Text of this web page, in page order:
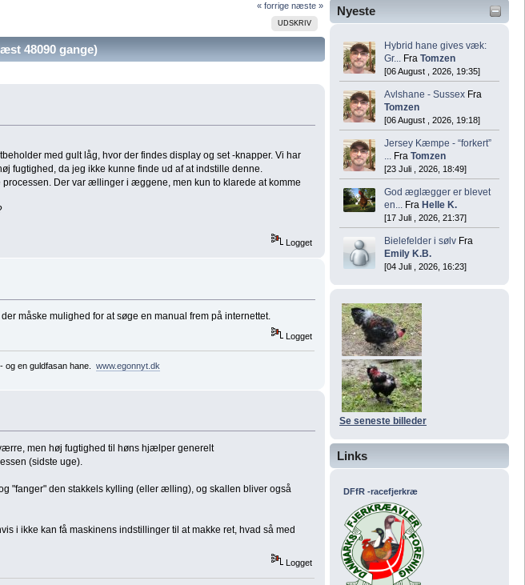
Nyeste
Hybrid hane gives væk:
Gr... Fra Tomzen
[06 August , 2026, 19:35]
Avlshane - Sussex Fra
Tomzen
[06 August , 2026, 19:18]
Jersey Kæmpe - “forkert”
... Fra Tomzen
[23 Juli , 2026, 18:49]
God æglægger er blevet
en... Fra Helle K.
[17 Juli , 2026, 21:37]
Bielefelder i sølv Fra
Emily K.B.
[04 Juli , 2026, 16:23]
Se seneste billeder
Links
DFfR -racefjerkræ
« forrige næste »
UDSKRIV
48090 gange)
med gult låg, hvor der findes display og set -knapper. Vi har
fugtighed, da jeg ikke kunne finde ud af at indstille denne.
Der var ællinger i æggene, men kun to klarede at komme
Logget
måske mulighed for at søge en manual frem på internettet.
Logget
en guldfasan hane. www.egonnyt.dk
men høj fugtighed til høns hjælper generelt
(sidste uge).
"fanger" den stakkels kylling (eller ælling), og skallen bliver også
i ikke kan få maskinens indstillinger til at makke ret, hvad så med
Logget